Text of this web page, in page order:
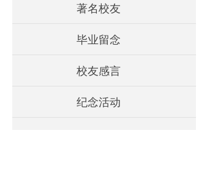
著名校友
毕业留念
校友感言
纪念活动